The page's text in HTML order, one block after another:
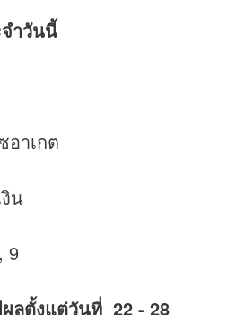
ำวันนี้
าเกต
ลตั้งแต่วันที่ 22 - 28